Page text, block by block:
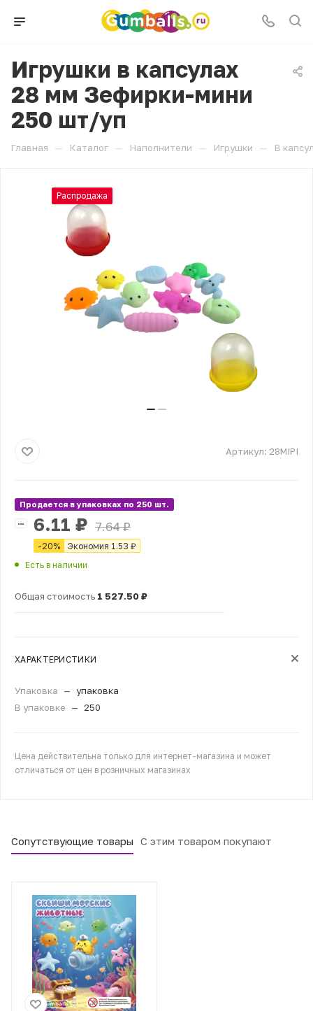
Игрушки в капсулах
28 мм Зефирки-мини
250 шт/уп
Главная — Каталог — Наполнители — Игрушки — В
Распродажа
Артикул: 28MIPI
Продается в упаковках по 250 шт.
6.11 ₽ 7.64₽
-20% Экономия 1.53 ₽
Есть в наличии
Общая стоимость 1 527.50 ₽
ХАРАКТЕРИСТИКИ
Упаковка —
упаковка
В упаковке
— 250
Цена действительна только для интернет-магазина и может
отличаться от цен в розничных магазинах
Сопутствующие товары С этим товаром покупают